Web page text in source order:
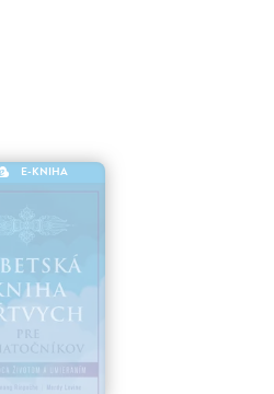
E-KNIHA